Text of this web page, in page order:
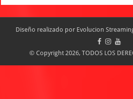
Diseño realizado por Evolucion
© Copyright 2026, TODOS LOS